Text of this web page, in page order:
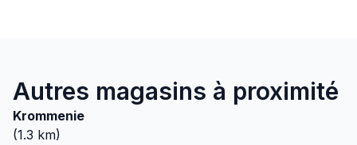
Autres magasins à proximité
Krommenie
(1.3 km)